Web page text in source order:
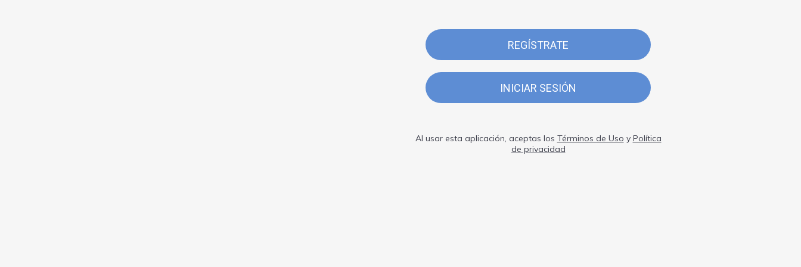
REGÍSTRATE
INICIAR SESIÓN
Al usar esta aplicación, aceptas los Términos de Uso y Política
de privacidad